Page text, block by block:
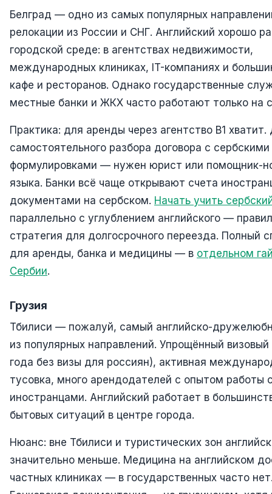
Белград — одно из самых популярных
релокации из России и СНГ. Английский хорошо
городской среде: в агентствах недвижимости,
международных клиниках, IT-компаниях и
кафе и ресторанов. Однако государственные
местные банки и ЖКХ часто работают только на
Практика: для аренды через агентство B1 хватит.
самостоятельного разбора договора с сербскими
формулировками — нужен юрист или помощник-
языка. Банки всё чаще открывают счета
документами на сербском. Начать учить
параллельно с углублением английского —
стратегия для долгосрочного переезда. Полный
для аренды, банка и медицины — в отдельном
Сербии.
Грузия
Тбилиси — пожалуй, самый английско-
из популярных направлений. Упрощённый
года без визы для россиян), активная
тусовка, много арендодателей с опытом работы
иностранцами. Английский работает в
бытовых ситуаций в центре города.
Нюанс: вне Тбилиси и туристических зон
значительно меньше. Медицина на английском
частных клиниках — в государственных часто